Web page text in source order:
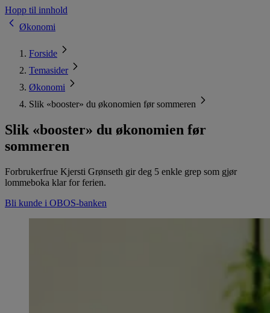
Hopp til innhold
Økonomi
Forside
Temasider
Økonomi
Slik «booster» du økonomien før sommeren
Slik «booster» du økonomien før
sommeren
Forbrukerfrue Kjersti Grønseth gir deg 5 enkle grep som gjør
lommeboka klar for ferien.
Bli kunde i OBOS-banken